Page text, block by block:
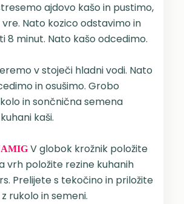
ajdovo kašo in pustimo,
Nato kozico odstavimo in
8 minut. Nato kašo odcedimo.
v stoječi hladni vodi. Nato
in osušimo. Grobo
in sončnična semena
kaši.
V globok krožnik položite
vrh položite rezine kuhanih
Prelijete s tekočino in priložite
rukolo in semeni.